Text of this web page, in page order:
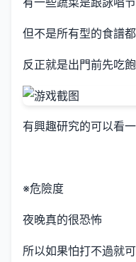
但不是所有型的食譜
反正就是出門前先吃
有興趣研究的可以看
※危險度
夜晚真的很恐怖
所以如果怕打不過就